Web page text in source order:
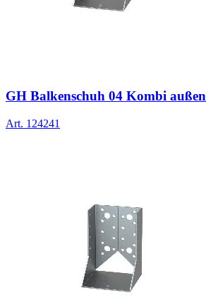
GH Balkenschuh 04 Kombi
Art. 124241